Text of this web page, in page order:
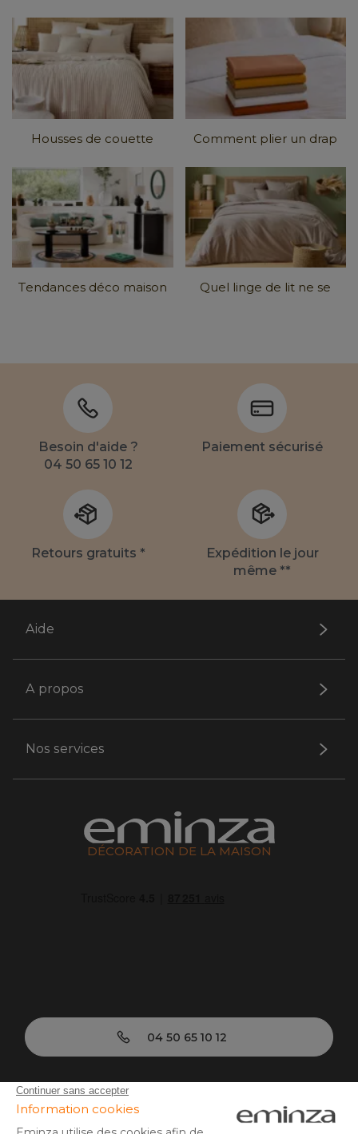
Housses de couette
couleurs et
Comment plier un drap
conseils en images
Tendances déco maison
Quel linge de lit ne se
Besoin d'aide ?
04 50 65 10 12
Paiement sécurisé
Retours gratuits *
Expédition le jour
même **
Aide
A propos
Nos services
DÉCORATION DE LA MAISON
04 50 65 10 12
Lundi - Vendredi :
9h - 13h | 14h - 17h